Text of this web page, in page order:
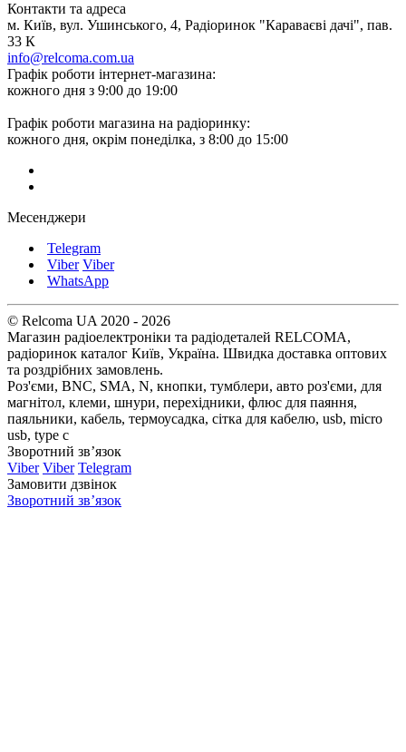
Контакти та адреса
м. Київ, вул. Ушинського, 4, Радіоринок "Караваєві дачі", пав.
33 К
info@relcoma.com.ua
Графік роботи інтернет-магазина:
кожного дня з 9:00 до 19:00
Графік роботи магазина на радіоринку:
кожного дня, окрім понеділка, з 8:00 до 15:00
Месенджери
Telegram
Viber Viber
WhatsApp
© Relcoma UA 2020 - 2026
Магазин радіоелектроніки та радіодеталей RELCOMA,
радіоринок каталог Київ, Україна. Швидка доставка оптових
та роздрібних замовлень.
Роз'єми, BNC, SMA, N, кнопки, тумблери, авто роз'єми, для
магнітол, клеми, шнури, перехідники, флюс для паяння,
паяльники, кабель, термоусадка, сітка для кабелю, usb, micro
usb, type c
Зворотний зв’язок
Viber Viber Telegram
Замовити дзвінок
Зворотний зв’язок